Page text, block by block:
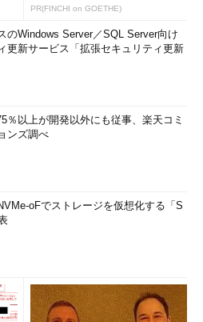
プの設定を確認する
ステムで利用可能です:
がない）
ステムでは利用できません:
はこのスタンバイ状態をサポ
はこのスタンバイ状態をサポ
いません。……休止状態はまだ
PR(FINCHI on GOETHE)
のWindows Server／SQL Server向け
更新サービス「拡張セキュリティ更新
％以上が開発以外にも従事、楽天コミ
ンズ調べ
oFでストレージを仮想化する「S